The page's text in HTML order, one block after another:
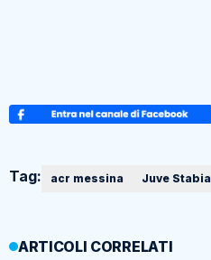
Tag: acr messina Juve Stabia
ARTICOLI CORRELATI